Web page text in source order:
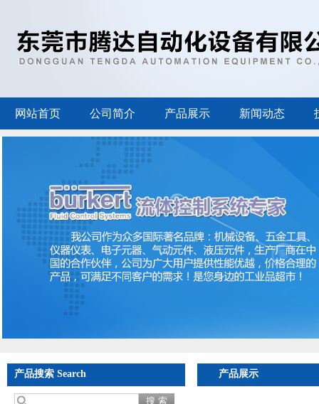
网站首页 公司简介 产品展示 新闻动态
产品搜索 Search
产品展示